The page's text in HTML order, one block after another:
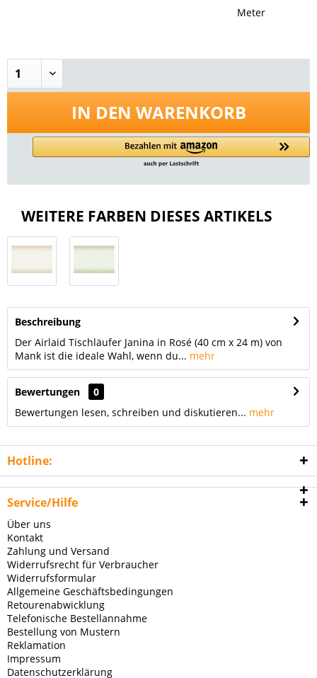
Meter
IN DEN WARENKORB
WEITERE FARBEN DIESES ARTIKELS
Beschreibung
Der Airlaid Tischläufer Janina in Rosé (40 cm x 24 m) von
Mank ist die ideale Wahl, wenn du... mehr
Bewertungen
0
Bewertungen lesen, schreiben und diskutieren... mehr
Hotline:
Service/Hilfe
Über uns
Kontakt
Zahlung und Versand
Widerrufsrecht für Verbraucher
Widerrufsformular
Allgemeine Geschäftsbedingungen
Retourenabwicklung
Telefonische Bestellannahme
Bestellung von Mustern
Reklamation
Impressum
Datenschutzerklärung